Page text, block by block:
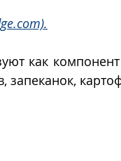
как
запеканок,